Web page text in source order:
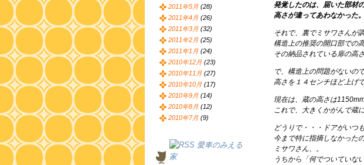
発覚したのは、届いた部材の
高さが違ってあわなかった。
それで、裏でミサワさんが
構造上の推奨の開口部での
その納品されている扉の高
で、構造上の問題がないので
高さを１４センチほど上げ
現在は、蔵の高さは
これで、大きくかがんで蔵
どうりで・・・ドアがいつ
今まで特に指摘しなかったの
ミサワさん、。
うちから「何でついていな
2011年5月 (28)
2011年4月 (26)
2011年3月 (32)
2011年2月 (25)
2011年1月 (24)
2010年12月 (23)
2010年11月 (27)
2010年10月 (17)
2010年9月 (14)
2010年8月 (12)
2010年7月 (9)
愛車のみえる
家